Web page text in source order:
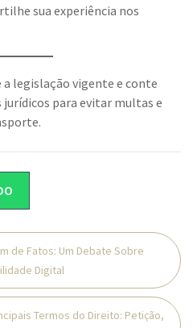
sua experiência nos
legislação vigente e conte
para evitar multas e
de Fatos: Um Debate Sobre
Digital
Termos do Direito: Petição,